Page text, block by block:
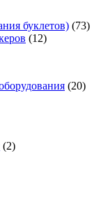
буклетов) (73)
(12)
(20)
(2)